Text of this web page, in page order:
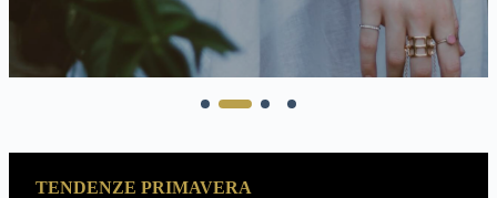
TENDENZE PRIMAVERA